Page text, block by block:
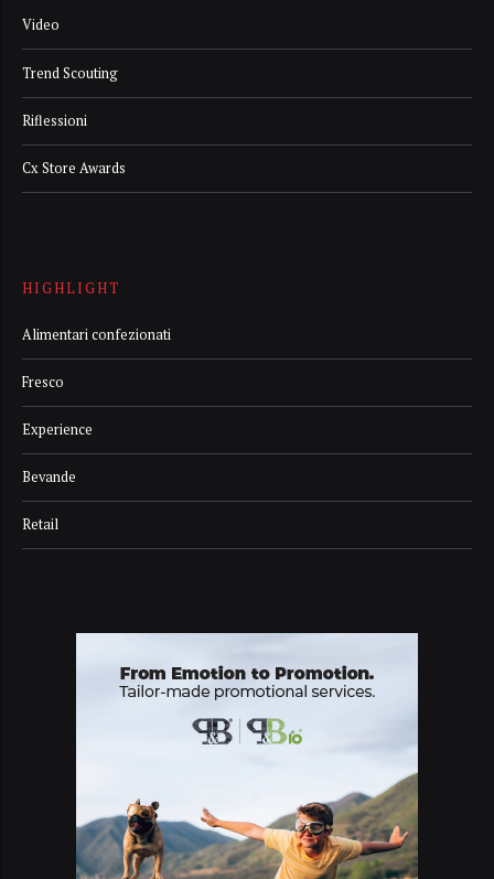
Video
Trend Scouting
Riflessioni
Cx Store Awards
HIGHLIGHT
Alimentari confezionati
Fresco
Experience
Bevande
Retail